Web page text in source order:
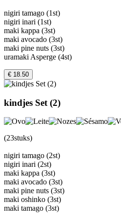
nigiri tamago (1st)
nigiri inari (1st)
maki kappa (3st)
maki avocado (3st)
maki pine nuts (3st)
uramaki Asperge (4st)
€ 18.50
kindjes Set (2)
(23stuks)
nigiri tamago (2st)
nigiri inari (2st)
maki kappa (3st)
maki avocado (3st)
maki pine nuts (3st)
maki oshinko (3st)
maki tamago (3st)